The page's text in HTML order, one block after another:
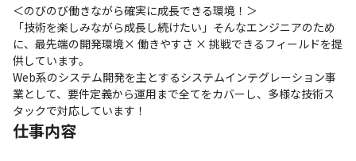
＜のびのび働きながら確実に成長できる環境！＞
「技術を楽しみながら成長し続けたい」そんなエンジニアのため
に、最先端の開発環境× 働きやすさ × 挑戦できるフィールドを提
供しています。
Web系のシステム開発を主とするシステムインテグレーション事
業として、要件定義から運用まで全てをカバーし、多様な技術ス
タックで対応しています！
仕事内容